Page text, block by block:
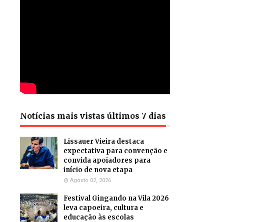
Notícias mais vistas últimos 7 dias
Lissauer Vieira destaca
expectativa para convenção e
convida apoiadores para
início de nova etapa
Agosto 02, 2026
Festival Gingando na Vila 2026
leva capoeira, cultura e
educação às escolas